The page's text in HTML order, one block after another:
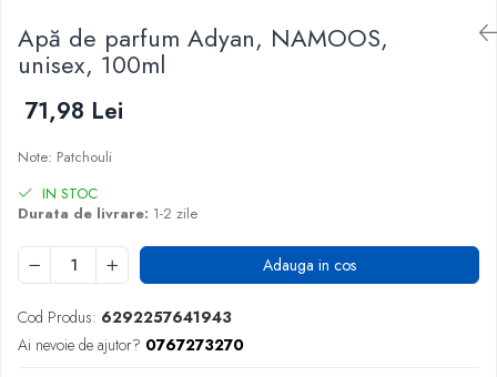
Apă de parfum Adyan, NAMOOS,
unisex, 100ml
71,98 Lei
Note: Patchouli
IN STOC
Durata de livrare: 1-2 zile
Adauga in cos
Cod Produs: 6292257641943
Ai nevoie de ajutor? 0767273270